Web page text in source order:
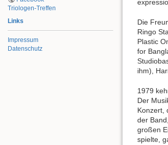
Triologen-Treffen
Links
Impressum
Datenschutz
Die
Ringo
Plastic
for
ihm),
1979
Der
Konzert,
der
großen
spielte,